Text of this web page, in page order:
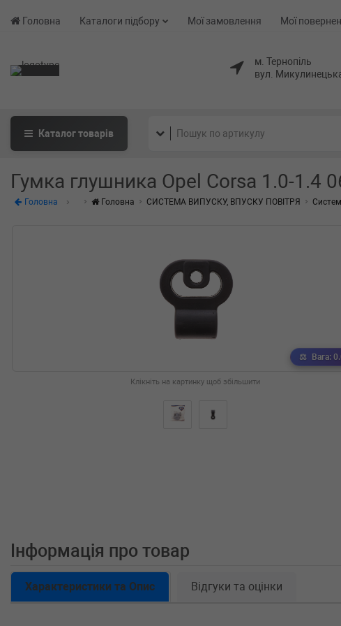
Головна Каталоги підбору Мої замовлення Мої
м. Тернопіль
вул.
Каталогтоварів
Гумка глушника Opel Corsa 1.0-1.4
Головна Головна СИСТЕМА ВИПУСКУ, ВПУСКУ ПОВІТРЯ
Вага:
Клікніть на картинку щоб збільшити
Інформація про товар
Характеристики та Опис Відгуки та оцінки